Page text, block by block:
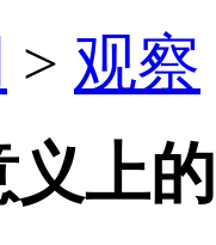
> 观察
义上